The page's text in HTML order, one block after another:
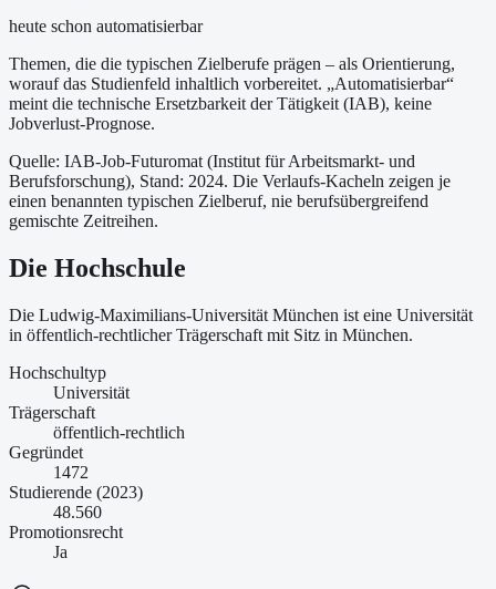
heute schon automatisierbar
Themen, die die typischen Zielberufe prägen – als Orientierung,
worauf das Studienfeld inhaltlich vorbereitet. „Automatisierbar“
meint die technische Ersetzbarkeit der Tätigkeit (IAB), keine
Jobverlust-Prognose.
Quelle: IAB-Job-Futuromat (Institut für Arbeitsmarkt- und
Berufsforschung), Stand: 2024. Die Verlaufs-Kacheln zeigen je
einen benannten typischen Zielberuf, nie berufsübergreifend
gemischte Zeitreihen.
Die Hochschule
Die Ludwig-Maximilians-Universität München ist eine Universität
in öffentlich-rechtlicher Trägerschaft mit Sitz in München.
Hochschultyp
Universität
Trägerschaft
öffentlich-rechtlich
Gegründet
1472
Studierende (2023)
48.560
Promotionsrecht
Ja